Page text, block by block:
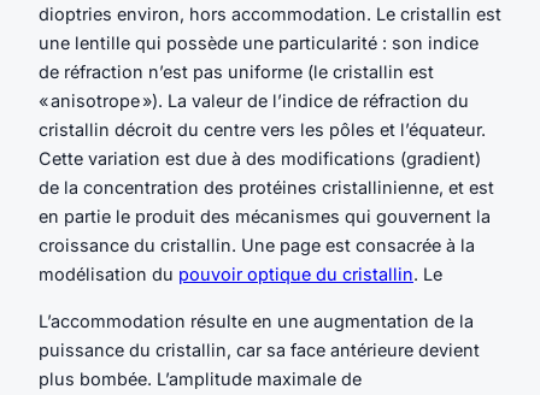
dioptries environ, hors accommodation. Le cristallin est
une lentille qui possède une particularité : son indice
de réfraction n’est pas uniforme (le cristallin est
« anisotrope »). La valeur de l’indice de réfraction du
cristallin décroit du centre vers les pôles et l’équateur.
Cette variation est due à des modifications (gradient)
de la concentration des protéines cristallinienne, et est
en partie le produit des mécanismes qui gouvernent la
croissance du cristallin. Une page est consacrée à la
modélisation du pouvoir optique du cristallin. Le
L’accommodation résulte en une augmentation de la
puissance du cristallin, car sa face antérieure devient
plus bombée. L’amplitude maximale de